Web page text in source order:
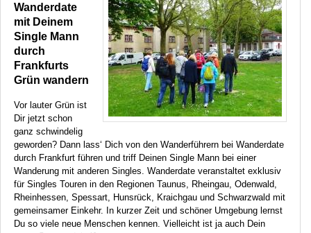
Wanderdate
mit Deinem
Single Mann
durch
Frankfurts
Grün wandern
Vor lauter Grün ist
Dir jetzt schon
ganz schwindelig
geworden? Dann lass‘ Dich von den Wanderführern bei Wanderdate
durch Frankfurt führen und triff Deinen Single Mann bei einer
Wanderung mit anderen Singles. Wanderdate veranstaltet exklusiv
für Singles Touren in den Regionen Taunus, Rheingau, Odenwald,
Rheinhessen, Spessart, Hunsrück, Kraichgau und Schwarzwald mit
gemeinsamer Einkehr. In kurzer Zeit und schöner Umgebung lernst
Du so viele neue Menschen kennen. Vielleicht ist ja auch Dein